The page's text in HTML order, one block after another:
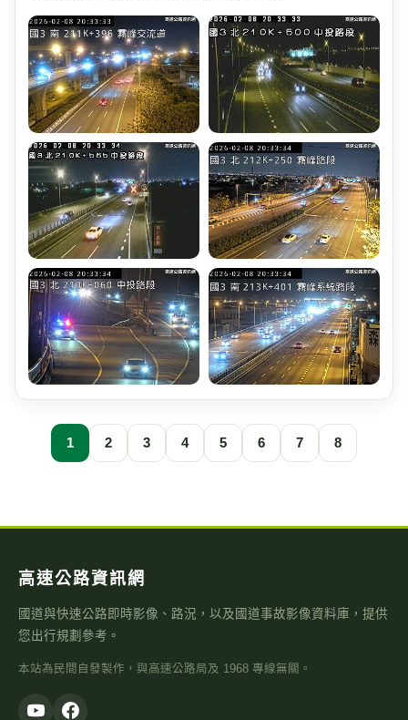
1 2 3 4 5 6 7 8
高速公路資訊網
國道與快速公路即時影像、路況，以及國道事故影像資料庫，提供
您出行規劃參考。
本站為民間自發製作，與高速公路局及 1968 專線無關。